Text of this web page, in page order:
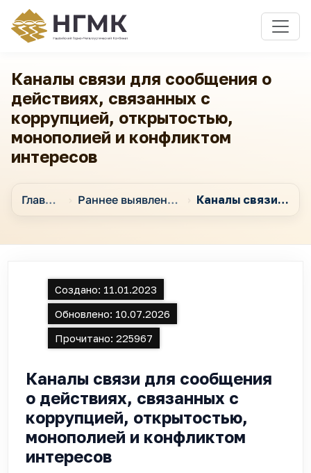
Каналы связи для сообщения о
действиях, связанных с
коррупцией, открытостью,
монополией и конфликтом
интересов
Главная Раннее выявление коррупционных случаев и их предотвращение Каналы связи для сообщения о действиях, связанных с коррупцией, открытостью, монополией и конфликтом интересов
Создано: 11.01.2023
Обновлено: 10.07.2026
Прочитано: 225967
Каналы связи для сообщения
о действиях, связанных с
коррупцией, открытостью,
монополией и конфликтом
интересов